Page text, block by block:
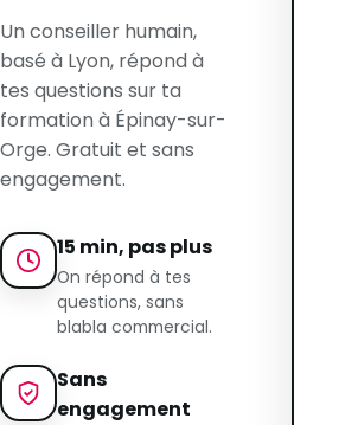
Un conseiller humain,
basé à Lyon, répond à
tes questions sur ta
formation à Épinay-sur-
Orge. Gratuit et sans
engagement.
15 min, pas plus
On répond à tes
questions, sans
blabla commercial.
Sans
engagement